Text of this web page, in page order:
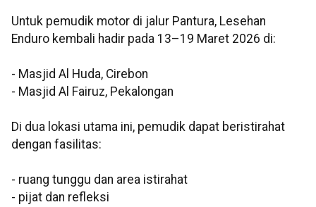
Untuk pemudik motor di jalur Pantura, Lesehan
Enduro kembali hadir pada 13–19 Maret 2026 di:
- Masjid Al Huda, Cirebon
- Masjid Al Fairuz, Pekalongan
Di dua lokasi utama ini, pemudik dapat beristirahat
dengan fasilitas:
- ruang tunggu dan area istirahat
- pijat dan refleksi